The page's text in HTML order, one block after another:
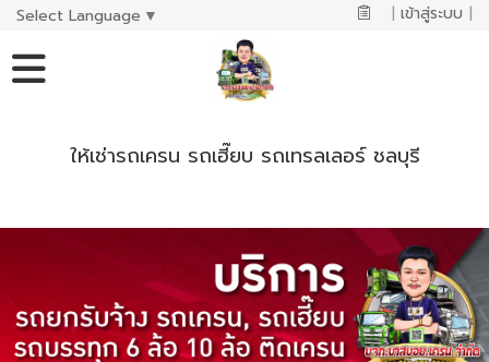
Select Language ▼ | เข้าสู่ระบบ |
ให้เช่ารถเครน รถเฮี๊ยบ รถเทรลเลอร์ ชลบุรี